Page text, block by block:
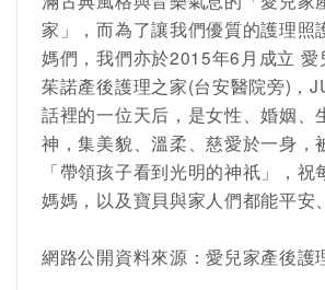
家」，而為了讓我們優質的護理照
媽們，我們亦於2015年6月成立 愛
茱諾產後護理之家(台安醫院旁)，
話裡的一位天后，是女性、婚姻、
神，集美貌、溫柔、慈愛於一身，
「帶領孩子看到光明的神祇」，
媽媽，以及寶貝與家人們都能平安
網路公開資料來源：愛兒家產後護